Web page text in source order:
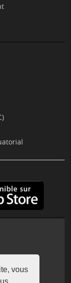
vous